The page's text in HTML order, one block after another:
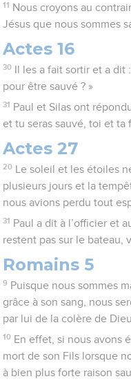
11 Nous croyons au
Jésus que nous sommes
Actes 16
30
Il les a fait sortir et a
pour être sauvé ? »
31 Paul et Silas ont
et tu seras sauvé, toi et ta
Actes 27
20
Le soleil et les étoiles
plusieurs jours et la
nous avions perdu tout
31 Paul a dit à l’officier et
restent pas sur le bateau,
Romains 5
9 Puisque nous sommes
grâce à son sang, nous
par lui de la colère de Dieu.
10 En effet, si nous avons
mort de son Fils lorsque
à bien plus forte raison